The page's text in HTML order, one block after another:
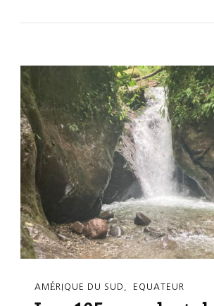
AMÉRIQUE DU SUD EQUATEUR